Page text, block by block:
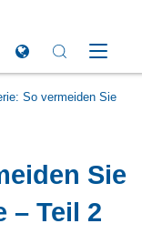
to call us
So vermeiden Sie
Sie
– Teil 2